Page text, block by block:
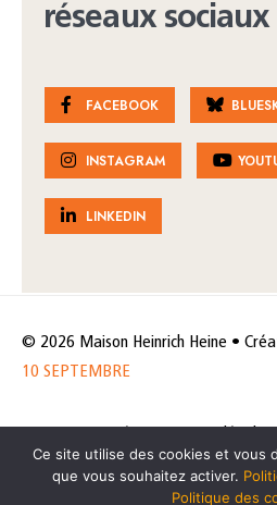
réseaux sociaux
FACEBOOK
INSTAGRAM
LINKEDIN
© 2026 Maison Heinrich Heine •
10 SEPTEMBRE
de données
Politique des cookies
Ce site utilise des cookies et vous
que vous souhaitez activer.
Politique des